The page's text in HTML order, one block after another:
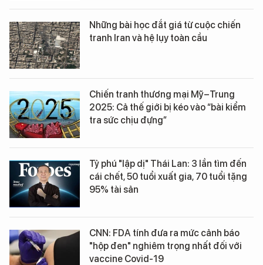
Những bài học đắt giá từ cuộc chiến
tranh Iran và hệ lụy toàn cầu
Chiến tranh thương mại Mỹ–Trung
2025: Cả thế giới bị kéo vào “bài kiểm
tra sức chịu đựng”
Tỷ phú "lập dị" Thái Lan: 3 lần tìm đến
cái chết, 50 tuổi xuất gia, 70 tuổi tặng
95% tài sản
CNN: FDA tính đưa ra mức cảnh báo
"hộp đen" nghiêm trọng nhất đối với
vaccine Covid-19